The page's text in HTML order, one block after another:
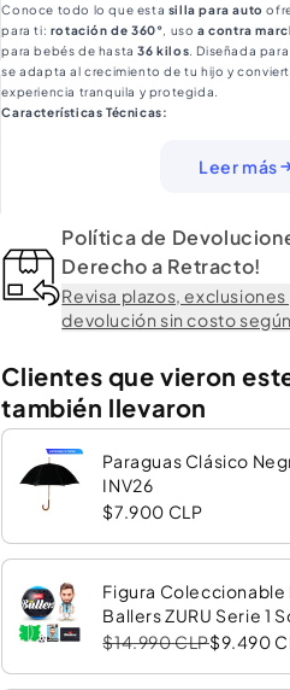
Saturn
Gris
Saturn
Gris
Conoce todo lo que esta silla para auto
para ti: rotación de 360°, usoa contra
para bebés de hasta36 kilos. Diseñada
se adapta al crecimiento de tu hijo y
experiencia tranquila y protegida.
Características Técnicas:
Hasta 18 kg
Rotación:360°
Leer más
Política de
Derecho a Retracto!
Revisa plazos,
devolución sin costo
Clientes que vieron
también llevaron
Paraguas Clásico
INV26
$7.900 CLP
Figura Coleccionable
Ballers ZURU Serie 1
$14.990 CLP$9.490